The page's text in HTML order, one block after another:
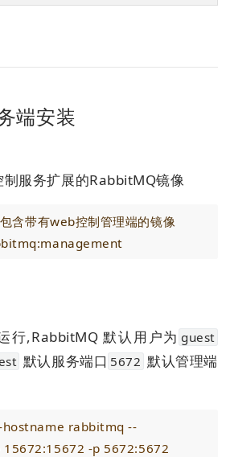
端安装
制服务扩展的RabbitMQ镜像
含带有web控制管理端的镜像
行,RabbitMQ 默认用户为 guest
默认服务端口 5672 默认管理端
rabbitmq --
-p 5672:5672